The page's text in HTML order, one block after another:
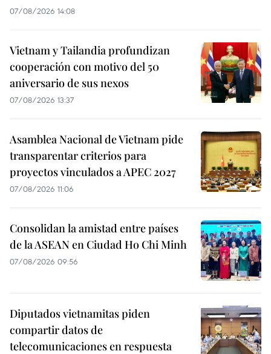
07/08/2026 14:08
Vietnam y Tailandia profundizan
cooperación con motivo del 50
aniversario de sus nexos
07/08/2026 13:37
Asamblea Nacional de Vietnam pide
transparentar criterios para
proyectos vinculados a APEC 2027
07/08/2026 11:06
Consolidan la amistad entre países
de la ASEAN en Ciudad Ho Chi Minh
07/08/2026 09:56
Diputados vietnamitas piden
compartir datos de
telecomunicaciones en respuesta